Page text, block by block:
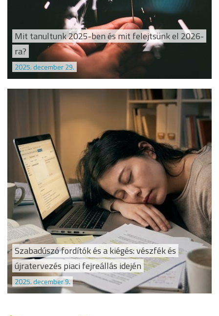
Mit tanultunk 2025-ben és mit felejtsünk el 2026-
ra?
2025. december 29.
Szabadúszó fordítók és a kiégés: vészfék és
újratervezés piaci fejreállás idején
2025. december 9.